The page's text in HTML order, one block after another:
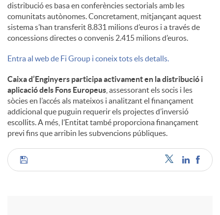
distribució es basa en conferències sectorials amb les
comunitats autònomes. Concretament, mitjançant aquest
sistema s’han transferit 8.831 milions d’euros i a través de
concessions directes o convenis 2.415 milions d’euros.
Entra al web de Fi Group i coneix tots els detalls.
Caixa d’Enginyers participa activament en la distribució i
aplicació dels Fons Europeus , assessorant els socis i les
sòcies en l’accés als mateixos i analitzant el finançament
addicional que puguin requerir els projectes d’inversió
escollits. A més, l’Entitat també proporciona finançament
previ fins que arribin les subvencions públiques.
C